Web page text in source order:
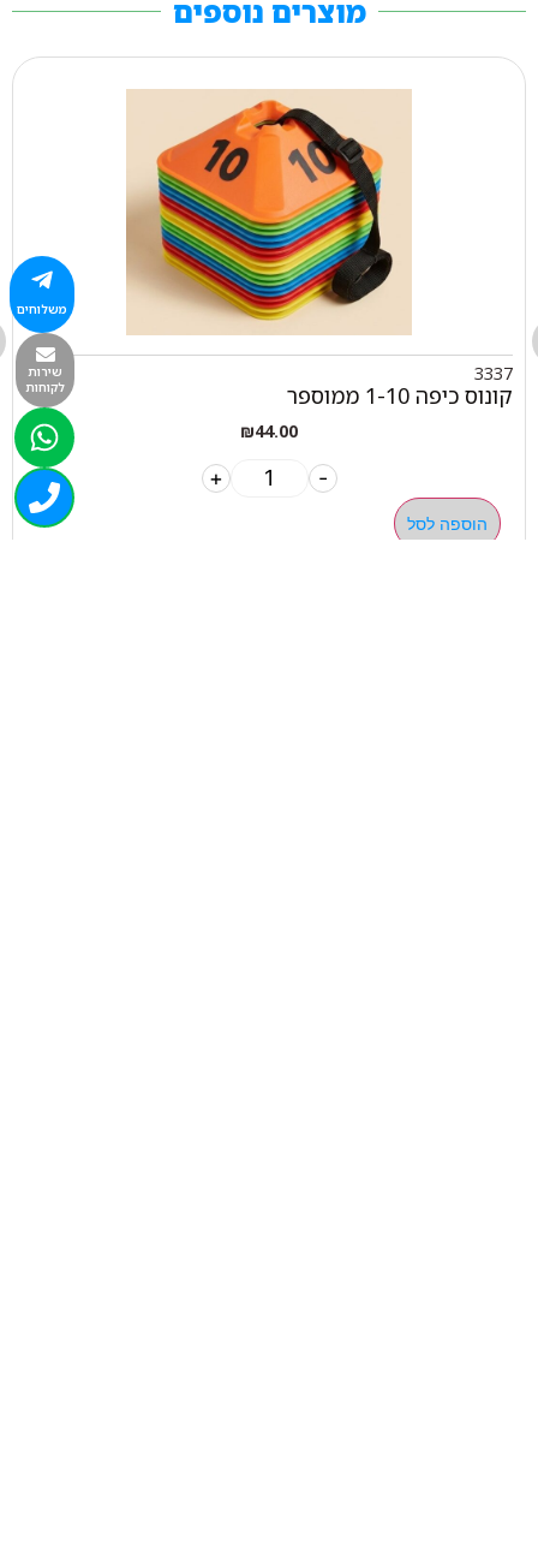
מוצרים נוספים
3337
קונוס כיפה 1-10 ממוספר
₪44.00
-
+
הוספה לסל
משלוחים
שירות
לקוחות